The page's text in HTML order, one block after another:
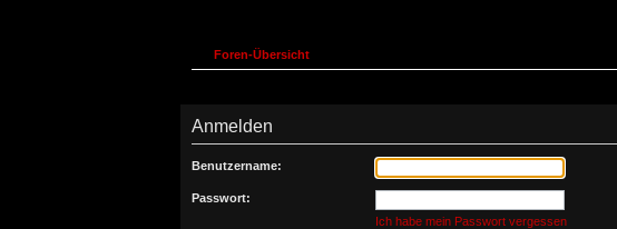
Foren-Übersicht
Anmelden
Benutzername:
Passwort:
Ich habe mein Passwort vergessen